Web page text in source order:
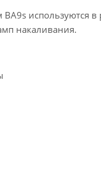
используются
накаливания.